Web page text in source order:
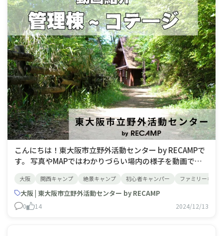
こんにちは！東大阪市立野外活動センター by RECAMPで
す。 写真やMAPではわかりづらい場内の様子を動画で紹
テージ用の駐車場は管理棟手前徒歩1分ほどのところにあ
りますのでお車を横づけすることはできませんが、荷物
大阪 関西キャンプ 絶景キャンプ 初心者キャンパー ファミリーキャ
大阪 | 東大阪市立野外活動センター by RECAMP
0 14 2024/12/13